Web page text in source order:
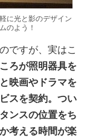
に光と影のデザイン
のよう！
ですが、実はこ
ろが照明器具を
映画やドラマを
スを契約。つい
ンスの位置をち
考える時間が楽